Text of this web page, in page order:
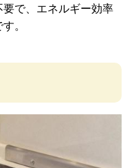
で、エネルギー効率
。